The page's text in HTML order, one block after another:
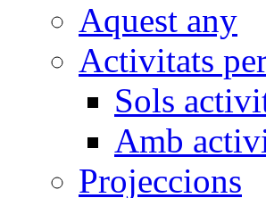
Aquest any
Activitats
Sols
Amb
Projeccions